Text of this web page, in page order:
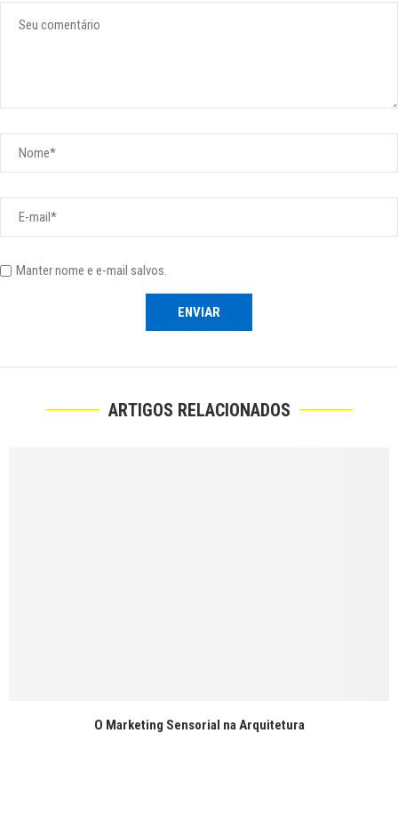
Manter nome e e-mail salvos.
ARTIGOS RELACIONADOS
O Marketing Sensorial na Arquitetura